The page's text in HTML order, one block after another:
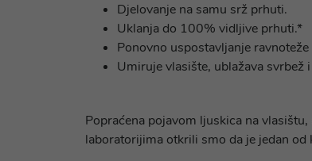
Djelovanje na samu srž prhuti.
Uklanja do 100% vidljive prhuti.*
Ponovno uspostavljanje
Umiruje vlasište, ublažava svrbež
Popraćena pojavom ljuskica na
laboratorijima otkrili smo da je jedan